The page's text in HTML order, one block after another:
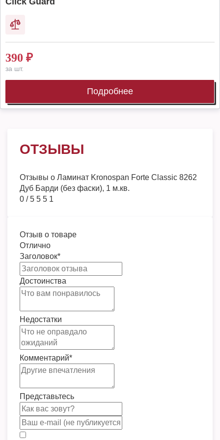
390 ₽
за шт.
Подробнее
ОТЗЫВЫ
Отзывы о Ламинат Kronospan Forte Classic 8262
Дуб Барди (без фаски), 1 м.кв.
0 /5 5 5 1
Отзыв о товаре
Отлично
Заголовок*
Достоинства
Недостатки
Комментарий*
Представьтесь